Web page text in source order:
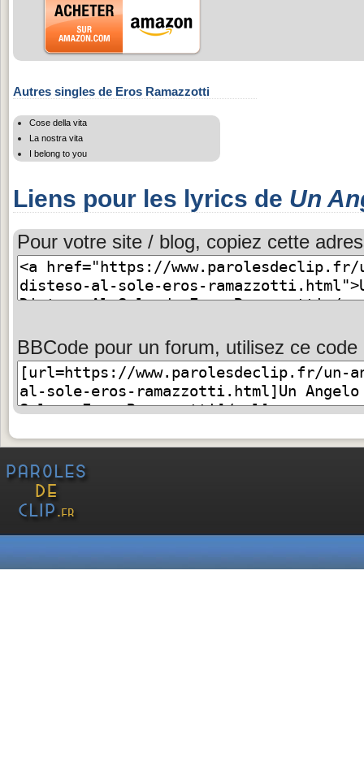
Autres singles de Eros Ramazzotti
Cose della vita
La nostra vita
I belong to you
Liens pour les lyrics de Un
Pour votre site / blog, copiez cette
BBCode pour un forum, utilisez ce code